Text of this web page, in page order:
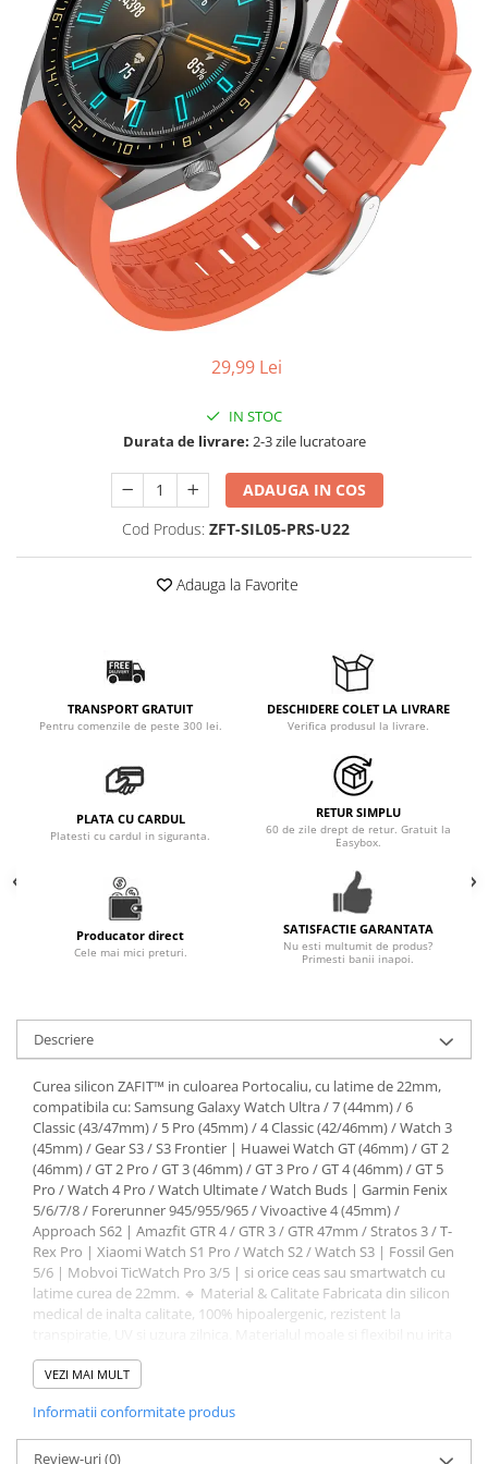
29,99 Lei
IN STOC
Durata de livrare: 2-3 zile lucratoare
ADAUGA IN COS
Cod Produs: ZFT-SIL05-PRS-U22
Adauga la Favorite
TRANSPORT GRATUIT
Pentru comenzile de peste 300 lei.
DESCHIDERE COLET LA LIVRARE
Verifica produsul la livrare.
PLATA CU CARDUL
Platesti cu cardul in siguranta.
RETUR SIMPLU
60 de zile drept de retur. Gratuit la
Easybox.
Producator direct
Cele mai mici preturi.
SATISFACTIE GARANTATA
Nu esti multumit de produs?
Primesti banii inapoi.
Descriere
Curea silicon ZAFIT™ in culoarea Portocaliu, cu latime de 22mm,
compatibila cu: Samsung Galaxy Watch Ultra / 7 (44mm) / 6
Classic (43/47mm) / 5 Pro (45mm) / 4 Classic (42/46mm) / Watch 3
(45mm) / Gear S3 / S3 Frontier | Huawei Watch GT (46mm) / GT 2
(46mm) / GT 2 Pro / GT 3 (46mm) / GT 3 Pro / GT 4 (46mm) / GT 5
Pro / Watch 4 Pro / Watch Ultimate / Watch Buds | Garmin Fenix
5/6/7/8 / Forerunner 945/955/965 / Vivoactive 4 (45mm) /
Approach S62 | Amazfit GTR 4 / GTR 3 / GTR 47mm / Stratos 3 / T-
Rex Pro | Xiaomi Watch S1 Pro / Watch S2 / Watch S3 | Fossil Gen
5/6 | Mobvoi TicWatch Pro 3/5 | si orice ceas sau smartwatch cu
latime curea de 22mm. 🔹 Material & Calitate Fabricata din silicon
medical de inalta calitate, 100% hipoalergenic, rezistent la
pielea si mentine confortul pe tot parcursul zilei — indiferent ca
esti la sala, la birou sau in aer liber. Suprafata usor texturata
tehnice • Material: Silicon premium hipoalergenic • Latime: 22mm
(compatibila cu conectori standard 22mm) • Sistem prindere:
Quick-release — schimbare rapida, fara scule • Inchidere:
VEZI MAI MULT
Informatii conformitate produs
Review-uri(0)